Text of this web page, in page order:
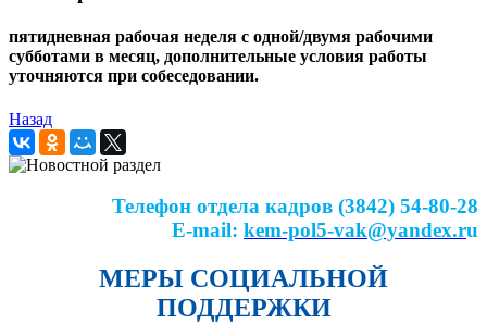
пятидневная рабочая неделя с одной/двумя рабочими
субботами в месяц, дополнительные условия работы
уточняются при собеседовании.
Назад
Телефон отдела кадров (3842) 54-80-28
E-mail: kem-pol5-vak@yandex.ru
МЕРЫ СОЦИАЛЬНОЙ
ПОДДЕРЖКИ